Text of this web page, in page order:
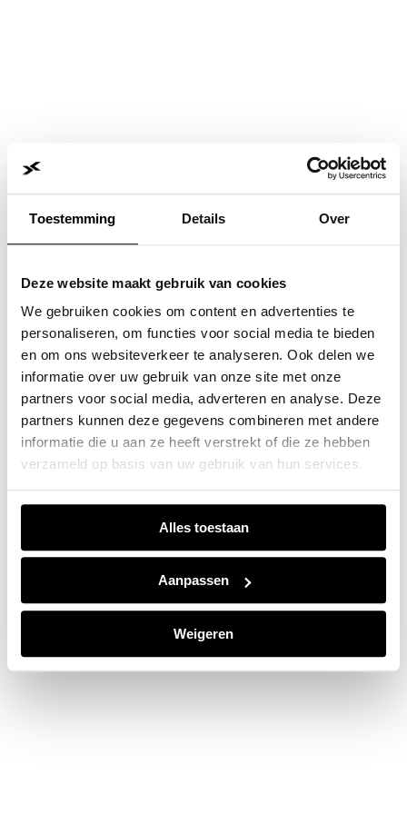
Toestemming Details Over
Deze website maakt gebruik van cookies
We gebruiken cookies om content en advertenties te
personaliseren, om functies voor social media te bieden
en om ons websiteverkeer te analyseren. Ook delen we
informatie over uw gebruik van onze site met onze
partners voor social media, adverteren en analyse. Deze
partners kunnen deze gegevens combineren met andere
informatie die u aan ze heeft verstrekt of die ze hebben
verzameld op basis van uw gebruik van hun services.
Alles toestaan
Aanpassen
Weigeren
Application error: a client-side exception has occurred while
loadingwww.jvk.nl(see the browser consolefor more
information).